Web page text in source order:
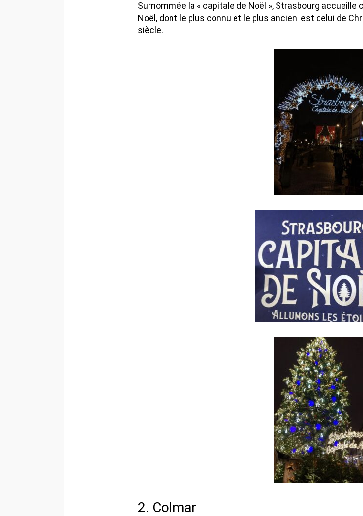
Surnommée la « capitale de Noël », Strasbourg
Noël, dont le plus connu et le plus ancien est celui de
siècle.
2. Colmar